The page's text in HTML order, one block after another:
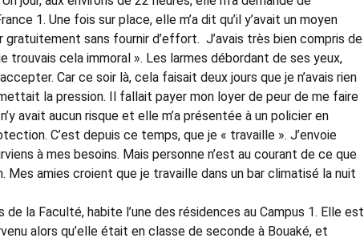
1. Une fois sur place, elle m’a dit qu’il y’avait un moyen
gratuitement sans fournir d’effort. J’avais très bien compris de
trouvais cela immoral ». Les larmes débordant de ses yeux,
Car ce soir là, cela faisait deux jours que je n’avais rien
la pression. Il fallait payer mon loyer de peur de me faire
avait aucun risque et elle m’a présentée à un policier en
C’est depuis ce temps, que je « travaille ». J’envoie
à mes besoins. Mais personne n’est au courant de ce que
Mes amies croient que je travaille dans un bar climatisé la nuit
la Faculté, habite l’une des résidences au Campus 1. Elle est
alors qu’elle était en classe de seconde à Bouaké, et